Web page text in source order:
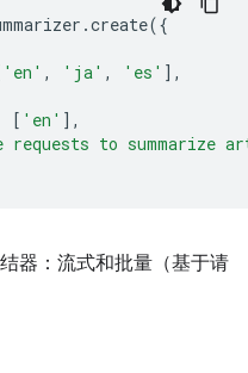
.create({
'en' , 'ja' , 'es' ],
[ 'en' ],
requests to summarize
器：流式和批量（基于请